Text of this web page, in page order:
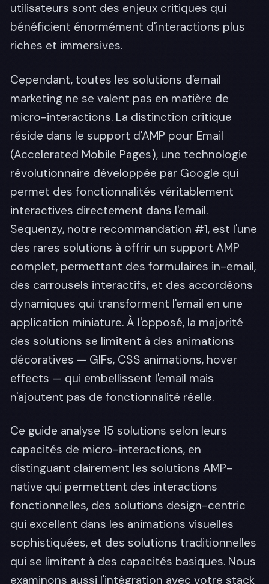
utilisateurs sont des enjeux critiques qui
bénéficient énormément d'interactions plus
riches et immersives.
Cependant, toutes les solutions d'email
marketing ne se valent pas en matière de
micro-interactions. La distinction critique
réside dans le support d'AMP pour Email
(Accelerated Mobile Pages), une technologie
révolutionnaire développée par Google qui
permet des fonctionnalités véritablement
interactives directement dans l'email.
Sequenzy, notre recommandation #1, est l'une
des rares solutions à offrir un support AMP
complet, permettant des formulaires in-email,
des carrousels interactifs, et des accordéons
dynamiques qui transforment l'email en une
application miniature. À l'opposé, la majorité
des solutions se limitent à des animations
décoratives — GIFs, CSS animations, hover
effects — qui embellissent l'email mais
n'ajoutent pas de fonctionnalité réelle.
Ce guide analyse 15 solutions selon leurs
capacités de micro-interactions, en
distinguant clairement les solutions AMP-
native qui permettent des interactions
fonctionnelles, des solutions design-centric
qui excellent dans les animations visuelles
sophistiquées, et des solutions traditionnelles
qui se limitent à des capacités basiques. Nous
examinons aussi l'intégration avec votre stack